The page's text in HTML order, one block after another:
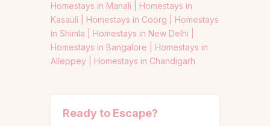
Homestays in Manali | Homestays in
Kasauli | Homestays in Coorg | Homestays
in Shimla | Homestays in New Delhi |
Homestays in Bangalore | Homestays in
Alleppey | Homestays in Chandigarh
Ready to Escape?